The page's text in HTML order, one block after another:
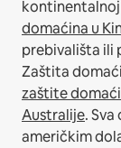
kontinentalnoj
domaćina u
prebivališta ili
Zaštita
zaštite
Australije.
američkim